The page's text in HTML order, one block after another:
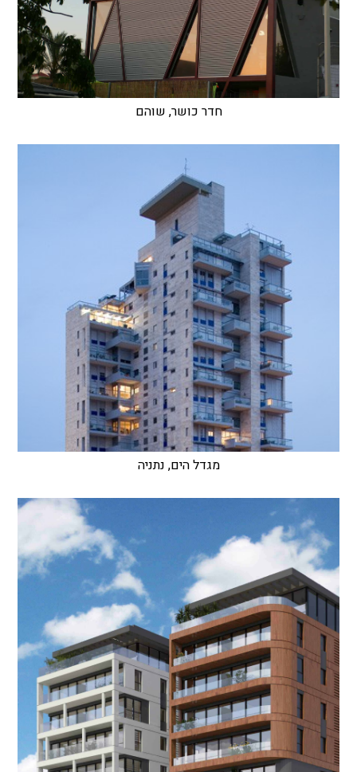
חדר כושר, שוהם
מגדל הים, נתניה